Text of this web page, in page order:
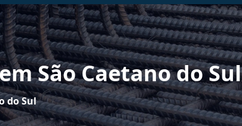
São Caetano do Sul
do Sul